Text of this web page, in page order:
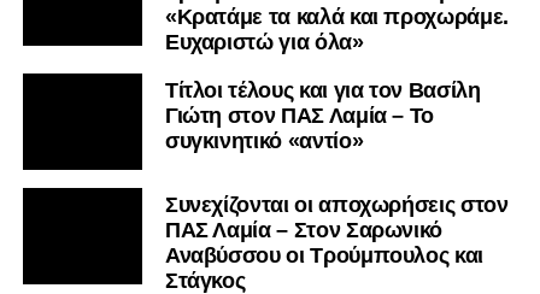
«Κρατάμε τα καλά και προχωράμε.
Ευχαριστώ για όλα»
Τίτλοι τέλους και για τον Βασίλη
Γιώτη στον ΠΑΣ Λαμία – Το
συγκινητικό «αντίο»
Συνεχίζονται οι αποχωρήσεις στον
ΠΑΣ Λαμία – Στον Σαρωνικό
Αναβύσσου οι Τρούμπουλος και
Στάγκος